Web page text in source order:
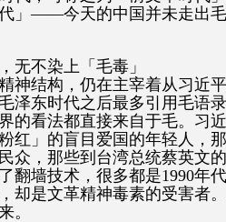
」——今天的中国并未走出毛
无不染上「毛毒」
神结构，仍在主宰着从习近
泽东时代之后最多引用毛语
的看法都直接来自于毛。习
红」的盲目爱国的年轻人，
众，那些到台湾总统蔡英文
翻墙技术，很多都是1990年
却是文革精神毒素的受害者
。